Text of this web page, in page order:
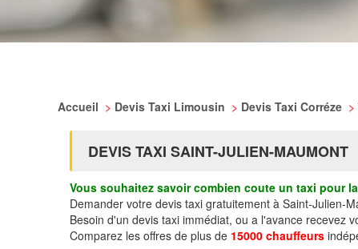
Accueil > Devis Taxi Limousin > Devis Taxi Corréze >
DEVIS TAXI SAINT-JULIEN-MAUMONT
Vous souhaitez savoir combien coute un taxi pour
Demander votre devis taxi gratuitement à Saint-Julien-
Besoin d'un devis taxi immédiat, ou a l'avance recevez
Comparez les offres de plus de 15000 chauffeurs